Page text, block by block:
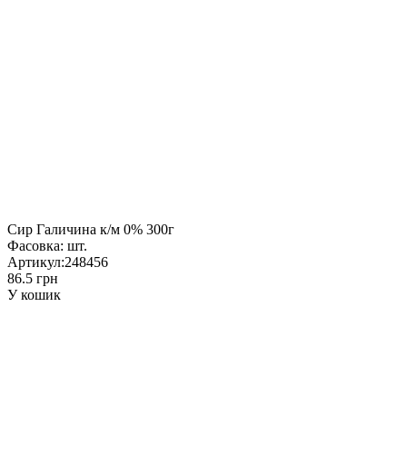
Сир Галичина к/м 0% 300г
Фасовка: шт.
Артикул:248456
86.5 грн
У кошик